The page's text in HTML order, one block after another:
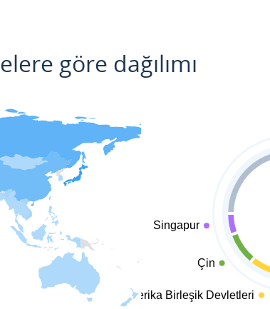
göre dağılımı
Amerika Birleşik Devletleri
Çin
Singapur